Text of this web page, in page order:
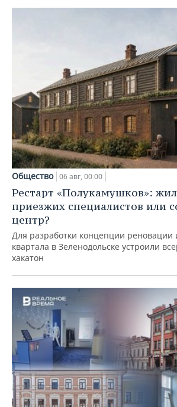
Общество 06 авг, 00:00
Рестарт «Полукамушков»:
приезжих специалистов или
центр?
Для разработки концепции реновации
квартала в Зеленодольске устроили
хакатон